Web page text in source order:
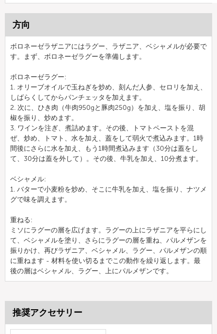
方向
ボロネーゼラザニアにはラグー、ラザニア、ベシャメルが必要で
す。まず、ボロネーゼラグーを準備します。
ボロネーゼラグー:
1. オリーブオイルで玉ねぎを炒め、刻んだ人参、セロリを加え、
しばらくしてからパンチェッタを加えます。
2. 次に、ひき肉（牛肉950gと豚肉250g）を加え、塩を振り、胡
椒を振り、炒めます。
3. ワインを注ぎ、煮詰めます。その後、トマトペーストを混
ぜ、炒め、トマト、水を加え、蓋をして弱火で煮込みます。1時
間後にさらに水を加え、もう1時間煮込みます（30分は蓋をし
て、30分は蓋を外して）。その後、牛乳を加え、10分煮ます。
ベシャメル:
1. バターで小麦粉を炒め、そこに牛乳を加え、塩を振り、ナツメ
グで味を調えます。
重ねる:
ミソにラグーの層を広げます。ラグーの上にラザニアを平らにし
て、ベシャメルを塗り、さらにラグーの層を重ね、パルメザンを
振りかけ、再びラザニア、ベシャメル、ラグー、パルメザンの順
に重ねます - 材料を使い切るまでこの動作を繰り返します。最
後の層はベシャメル、ラグー、上にパルメザンです。
推奨アクセサリー